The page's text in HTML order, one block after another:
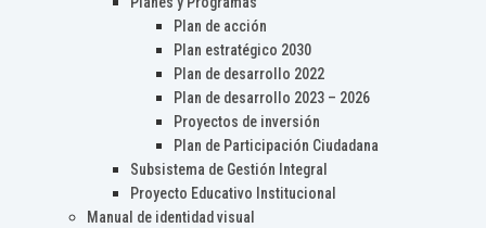
Plan de acción
Plan estratégico 2030
Plan de desarrollo 2022
Plan de desarrollo 2023 – 2026
Proyectos de inversión
Plan de Participación Ciudadana
Subsistema de Gestión Integral
Proyecto Educativo Institucional
Manual de identidad visual